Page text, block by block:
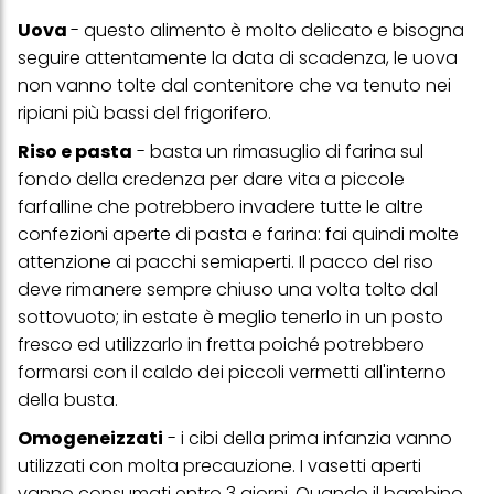
Uova- questo alimento è molto delicato e bisogna
seguire attentamente la data di scadenza, le uova
non vanno tolte dal contenitore che va tenuto nei
ripiani più bassi del frigorifero.
Riso e pasta - basta un rimasuglio di farina sul
fondo della credenza per dare vita a piccole
farfalline che potrebbero invadere tutte le altre
confezioni aperte di pasta e farina: fai quindi molte
attenzione ai pacchi semiaperti. Il pacco del riso
deve rimanere sempre chiuso una volta tolto dal
sottovuoto; in estate è meglio tenerlo in un posto
fresco ed utilizzarlo in fretta poiché potrebbero
formarsi con il caldo dei piccoli vermetti all'interno
della busta.
Omogeneizzati - i cibi della prima infanzia vanno
utilizzati con molta precauzione. I vasetti aperti
profili per scopi di marketing personalizzato, in particolare per
visualizzare annunci pubblicitari che potrebbero interessarti
(basati, ad esempio, sui tuoi interessi identificati) su questo sito
web e altri media (di terzi) tramite i dispositivi assegnati a te o
alla tua famiglia, nonché per misurare e ottimizzare il successo
delle campagne pubblicitarie.
Puoi trovare maggiori informazioni sul trattamento dei tuoi dati
nella nostra Informativa sulla protezione dei dati collegata nel piè
di pagina (Sezione "Cookie, Pixel, Impronte digitali e tecnologie
simili"). Puoi revocare il tuo consenso in qualsiasi momento con
effetto per il futuro disabilitando i cookie sul nostro sito web nella
sezione "Impostazioni cookie" collegata nel piè di pagina. Per
ulteriori informazioni sui cookie utilizzati su questo sito Web, in
particolare sul loro periodo di conservazione, consultare le
informazioni dettagliate su ciascun cookie disponibili facendo
clic su "modifica" di seguito".
Se fai clic su "Modifica" potrai trovare maggiori informazioni sul
trattamento dei tuoi dati / sull'uso dei cookie e consentirli per uno o
più degli scopi sopra menzionati. Cliccando su "Accetta tutto",
personali per tutte le finalità sopra indicate. Se fai clic su "Rifiuta",
verranno utilizzati solo i cookie tecnicamente necessari per fornirti